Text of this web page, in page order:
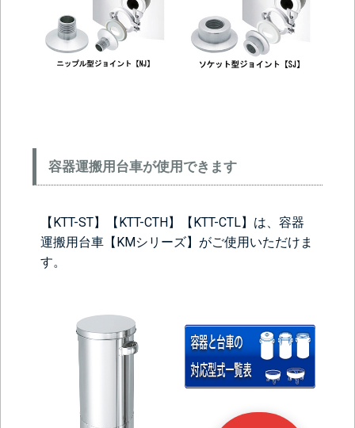
容器運搬用台車が使用できます
【KTT-ST】【KTT-CTH】【KTT-CTL】は、容器
運搬用台車【KMシリーズ】がご使用いただけま
す。